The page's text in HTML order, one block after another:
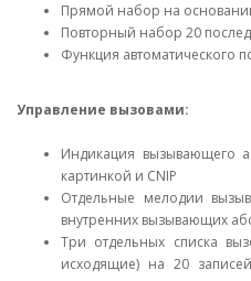
Прямой набор на
Повторный набор 20
Функция автоматического
Управление вызовами:
Индикация вызывающего
картинкой и CNIP
Отдельные мелодии
внутренних вызывающих
Три отдельных списка
исходящие) на 20